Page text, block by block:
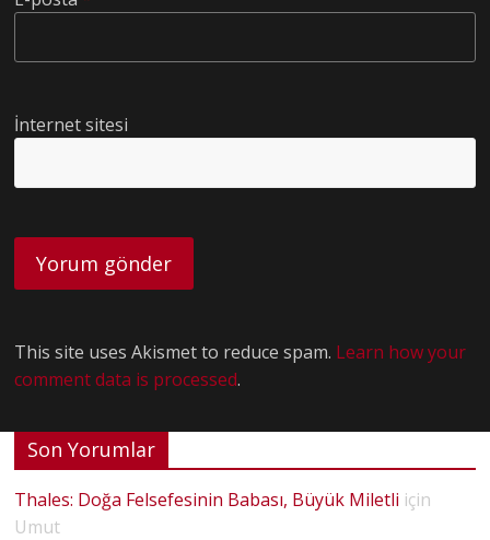
İnternet sitesi
This site uses Akismet to reduce spam. Learn how your
comment data is processed.
Son Yorumlar
Thales: Doğa Felsefesinin Babası, Büyük Miletli için
Umut